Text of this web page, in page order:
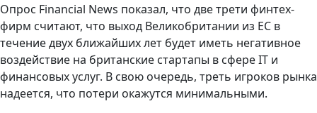
Опрос Financial News показал, что две трети финтех-
фирм считают, что выход Великобритании из ЕС в
течение двух ближайших лет будет иметь негативное
воздействие на британские стартапы в сфере IT и
финансовых услуг. В свою очередь, треть игроков рынка
надеется, что потери окажутся минимальными.